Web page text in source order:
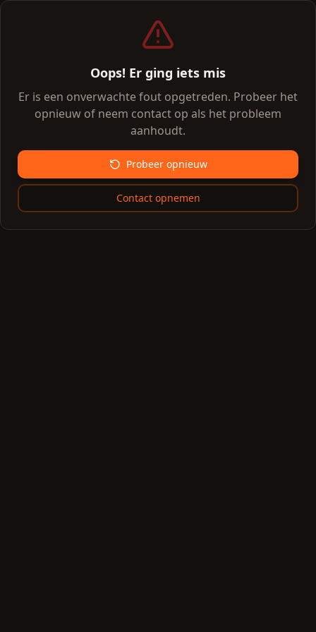
Oops! Er ging iets mis
Er is een onverwachte fout opgetreden. Probeer het
opnieuw of neem contact op als het probleem
aanhoudt.
Probeer opnieuw
Contact opnemen